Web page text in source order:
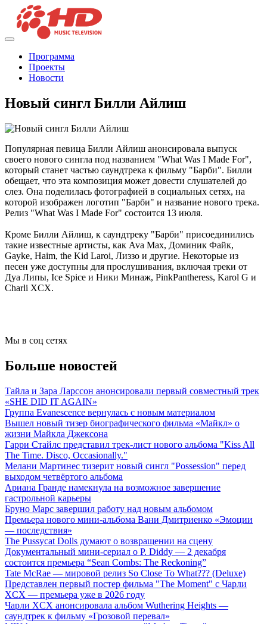
Программа
Проекты
Новости
Новый сингл Билли Айлиш
Популярная певица Билли Айлиш анонсировала выпуск
своего нового сингла под названием "What Was I Made For",
который станет частью саундтрека к фильму "Барби". Билли
обещает, что эта композиция может довести слушателей до
слез. Она поделилась фотографией в социальных сетях, на
которой изображен логотип "Барби" и название нового трека.
Релиз "What Was I Made For" состоится 13 июля.
Кроме Билли Айлиш, к саундтреку "Барби" присоединились
такие известные артисты, как Ava Max, Доминик Файк,
Gayke, Haim, the Kid Laroi, Лиззо и другие. Некоторые из
песен уже доступны для прослушивания, включая треки от
Дуа Липы, Ice Spice и Ники Минаж, PinkPantheress, Karol G и
Charli XCX.
Мы в соц сетях
Больше новостей
Тайла и Зара Ларссон анонсировали первый совместный трек
«SHE DID IT AGAIN»
Группа Evanescence вернулась с новым материалом
Вышел новый тизер биографического фильма «Майкл» о
жизни Майкла Джексона
Гарри Стайлс представил трек-лист нового альбома "Kiss All
The Time. Disco, Occasionally."
Мелани Мартинес тизерит новый сингл "Possession" перед
выходом четвёртого альбома
Ариана Гранде намекнула на возможное завершение
гастрольной карьеры
Бруно Марс завершил работу над новым альбомом
Премьера нового мини-альбома Вани Дмитриенко «Эмоции
— последствия»
The Pussycat Dolls думают о возвращении на сцену
Документальный мини-сериал о P. Diddy — 2 декабря
состоится премьера “Sean Combs: The Reckoning”
Tate McRae — мировой релиз So Close To What??? (Deluxe)
Представлен первый постер фильма "The Moment" с Чарли
XCX — премьера уже в 2026 году
Чарли XCX анонсировала альбом Wuthering Heights —
саундтрек к фильму «Грозовой перевал»